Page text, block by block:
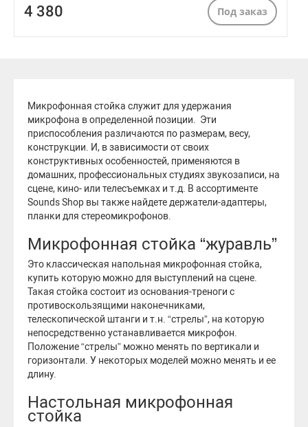
4 380 Под заказ
Микрофонная стойка служит для удержания
микрофона в определенной позиции. Эти
приспособления различаются по размерам, весу,
конструкции. И, в зависимости от своих
конструктивных особенностей, применяются в
домашних, профессиональных студиях звукозаписи, на
сцене, кино- или телесъемках и т.д. В ассортименте
Sounds Shop вы также найдете держатели-адаптеры,
планки для стереомикрофонов.
Микрофонная стойка “журавль”
Это классическая напольная микрофонная стойка,
купить которую можно для выступлений на сцене.
Такая стойка состоит из основания-треноги с
противоскользящими наконечниками,
телескопической штанги и т.н. “стрелы”, на которую
непосредственно устанавливается микрофон.
Положение “стрелы” можно менять по вертикали и
горизонтали. У некоторых моделей можно менять и ее
длину.
Настольная микрофонная
стойка